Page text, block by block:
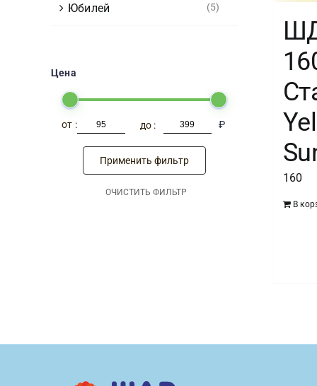
Юбилей (5)
Цена
₽
Применить фильтр
ОЧИСТИТЬ ФИЛЬТР
160
В